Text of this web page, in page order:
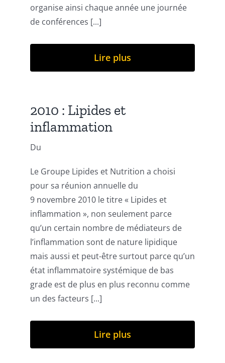
organise ainsi chaque année une journée
de conférences [...]
Lire plus
2010 : Lipides et
inflammation
Du
Le Groupe Lipides et Nutrition a choisi
pour sa réunion annuelle du
9 novembre 2010 le titre « Lipides et
inflammation », non seulement parce
qu’un certain nombre de médiateurs de
l’inflammation sont de nature lipidique
mais aussi et peut-être surtout parce qu’un
état inflammatoire systémique de bas
grade est de plus en plus reconnu comme
un des facteurs [...]
Lire plus